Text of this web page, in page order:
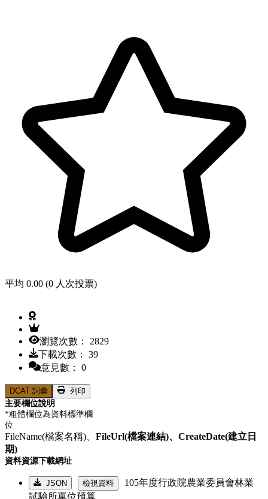
平均 0.00 (0 人次投票)
瀏覽次數： 2829
下載次數： 39
意見數： 0
DCAT 詞彙
列印
主要欄位說明
*粗體欄位為資料標準欄
位
FileName(檔案名稱)、 FileUrl(檔案連結)、 CreateDate(建立日
期)
資料資源下載網址
JSON 檢視資料
105年度行政院農業委員會林業
試驗所單位預算